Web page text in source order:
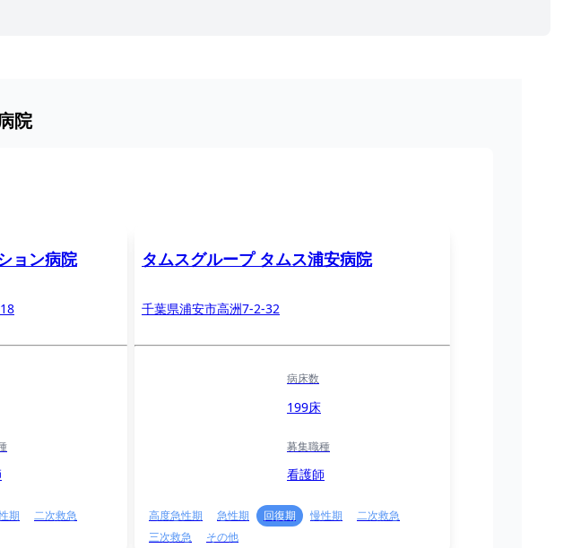
院
ョン病院
期
二次救急
タムスグループ タムス浦安病院
千葉県浦安市高洲7-2-32
病床数
199床
募集職種
看護師
高度急性期 急性期 回復期 慢性期
二次救急
三次救急
その他